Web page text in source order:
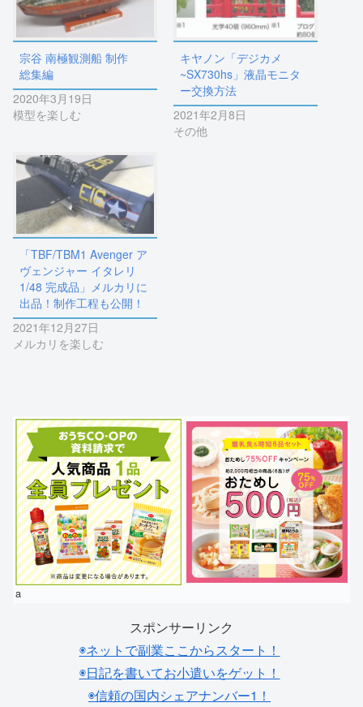
宗谷 南極観測船 制作
総集編
2020年3月19日
模型を楽しむ
キヤノン「デジカメ
~SX730hs」液晶モニタ
ー交換方法
2021年2月8日
その他
「TBF/TBM1 Avenger ア
ヴェンジャー イタレリ
1/48 完成品」メルカリに
出品！制作工程も公開！
2021年12月27日
メルカリを楽しむ
a
スポンサーリンク
◉ネットで副業ここからスタート！
◉日記を書いてお小遣いをゲット！
◉信頼の国内シェアナンバー1！